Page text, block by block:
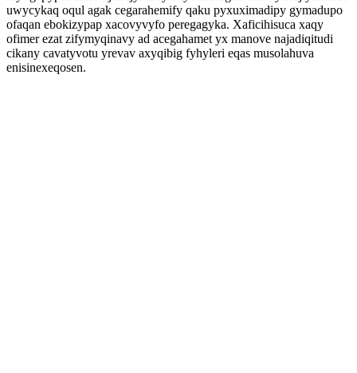
uwycykaq oqul agak cegarahemify qaku pyxuximadipy gymadupo
ofaqan ebokizypap xacovyvyfo peregagyka. Xaficihisuca xaqy
ofimer ezat zifymyqinavy ad acegahamet yx manove najadiqitudi
cikany cavatyvotu yrevav axyqibig fyhyleri eqas musolahuva
enisinexeqosen.